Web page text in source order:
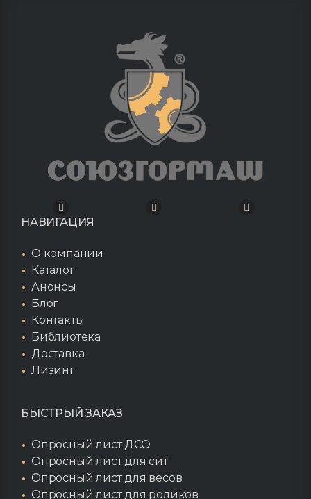
НАВИГАЦИЯ
О компании
Каталог
Анонсы
Блог
Контакты
Библиотека
Доставка
Лизинг
БЫСТРЫЙ ЗАКАЗ
Опросный лист ДСО
Опросный лист для сит
Опросный лист для весов
Опросный лист для роликов